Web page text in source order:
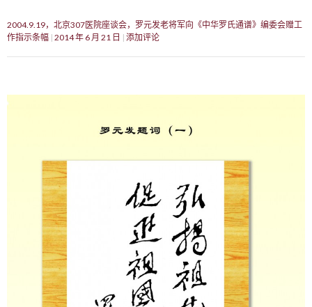
2004.9.19，北京307医院座谈会，罗元发老将军向《中华罗氏通谱》编委会赠工
作指示条幅 2014 年 6 月 21 日 添加评论